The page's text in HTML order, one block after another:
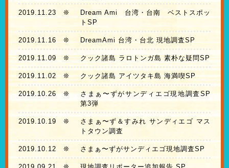
2019.11.23 ❊
Dream Ami 台湾・台南 ベストスポッ
トSP
2019.11.16 ❊ DreamAmi 台湾・台北 現地調査SP
2019.11.09❊ クック諸島 ラロトンガ島 素朴な疑問SP
2019.11.02❊ クック諸島 アイツタキ島 海満喫SP
2019.10.26❊
さまぁ〜ずがサンディエゴ現地調査SP
第3弾
2019.10.19 ❊
さまぁ〜ず＆すみれ サンディエゴ マス
トタウン調査
2019.10.12 ❊ さまぁ〜ずがサンディエゴ現地調査SP